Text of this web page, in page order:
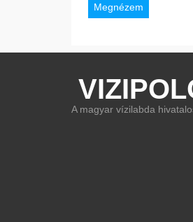
Megnézem
A magyar vízilabda